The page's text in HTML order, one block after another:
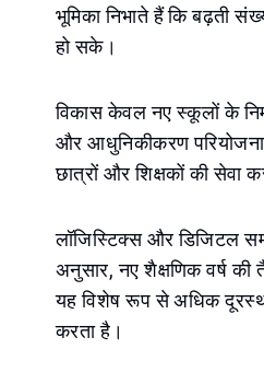
भूमिका निभाते हैं कि बढ़ती
हो सके।
विकास केवल नए स्कूलों के
और आधुनिकीकरण
छात्रों और शिक्षकों की सेवा
लॉजिस्टिक्स और डिजिटल
अनुसार, नए शैक्षणिक वर्ष
यह विशेष रूप से अधिक दूरस्थ,
करता है।